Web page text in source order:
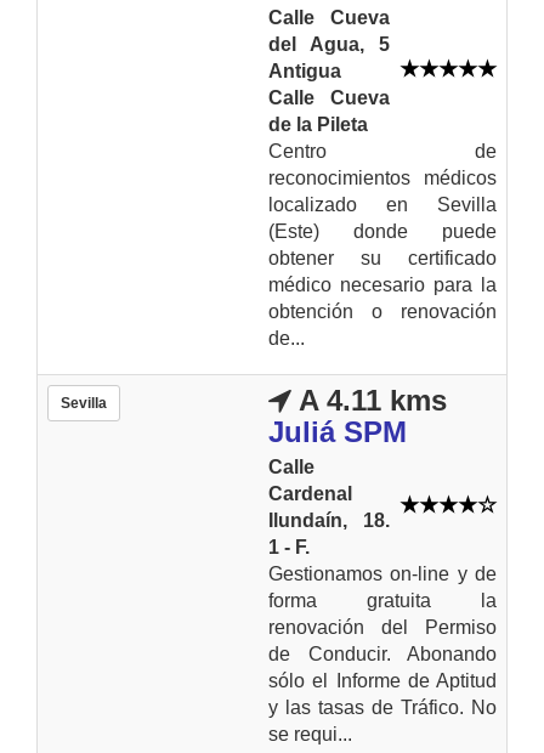
Calle Cueva
del Agua, 5
Antigua
Calle Cueva
de la Pileta
Centro de
reconocimientos médicos
localizado en Sevilla
(Este) donde puede
obtener su certificado
médico necesario para la
obtención o renovación
de...
Sevilla
A 4.11 kms
Juliá SPM
Calle
Cardenal
Ilundaín, 18.
1 - F.
Gestionamos on-line y de
forma gratuita la
renovación del Permiso
de Conducir. Abonando
sólo el Informe de Aptitud
y las tasas de Tráfico. No
se requi...